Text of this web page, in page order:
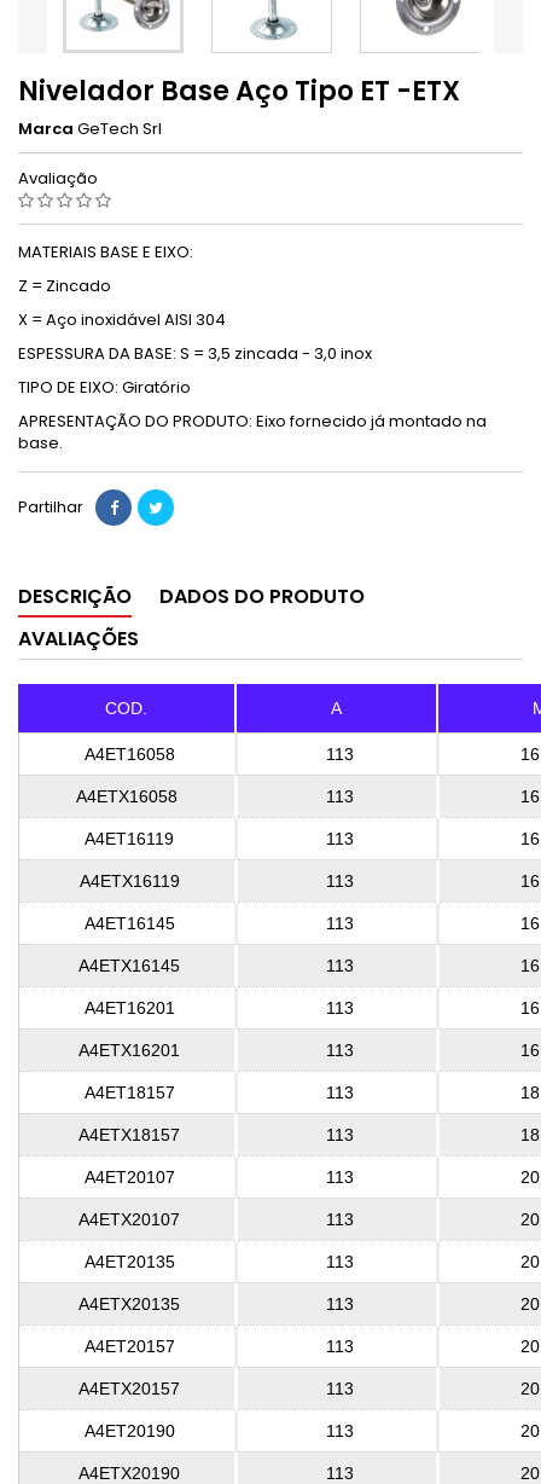
Nivelador Base Aço Tipo ET -ETX
Marca GeTech Srl
Avaliação
MATERIAIS BASE E EIXO:
Z = Zincado
X = Aço inoxidável AISI 304
ESPESSURA DA BASE: S = 3,5 zincada - 3,0 inox
TIPO DE EIXO: Giratório
APRESENTAÇÃO DO PRODUTO: Eixo fornecido já montado na
base.
Partilhar
DESCRIÇÃO
DADOS DO PRODUTO
AVALIAÇÕES
COD. A
A4ET16058 113
A4ETX16058 113
A4ET16119 113
A4ETX16119 113
A4ET16145 113
A4ETX16145 113
A4ET16201 113
A4ETX16201 113
A4ET18157 113
A4ETX18157 113
A4ET20107 113
A4ETX20107 113
A4ET20135 113
A4ETX20135 113
A4ET20157 113
A4ETX20157 113
A4ET20190 113
A4ETX20190 113